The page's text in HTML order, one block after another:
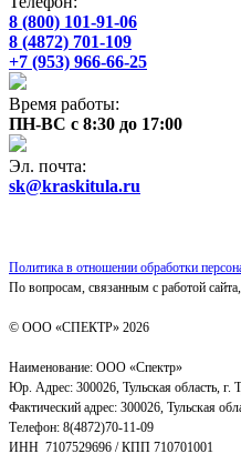
8 (800) 101-91-06
8 (4872) 701-109
+7 (953) 966-66-25
Время работы:
ПН-ВС с 8:30 до 17:00
Эл. почта:
sk@kraskitula.ru
Политика в отношении обработки
По вопросам, связанным с работой сайта,
© ООО «СПЕКТР» 2026
Наименование: ООО «Спектр»
Юр. Адрес: 300026, Тульская область, г.
Фактический адрес: 300026, Тульская
Телефон: 8(4872)70-11-09
ИНН 7107529696 / КПП 710701001